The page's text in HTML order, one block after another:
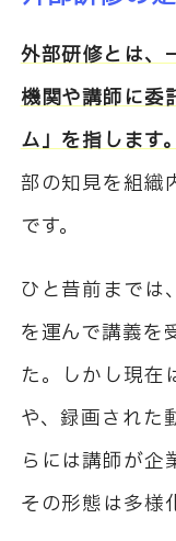
外部研修とは、
機関や講師に委
ム」を指します
部の知見を組織
です。
ひと昔前までは
を運んで講義を
た。しかし現在
や、録画された
らには講師が企
その形態は多様